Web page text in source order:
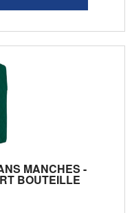
MANCHES -
BOUTEILLE